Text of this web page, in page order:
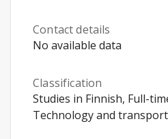
Contact details
No available data
Classification
Studies in Finnish, Full-
Technology and transport